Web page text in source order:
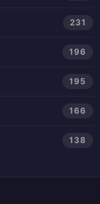
231
196
195
166
138